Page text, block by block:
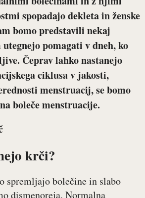
spopadajo dekleta in ženske
bomo predstavili nekaj
pomagati v dneh, ko
Čeprav lahko nastanejo
ciklusa v jakosti,
menstruacij, se bomo
boleče menstruacije.
krči?
spremljajo bolečine in slabo
dismenoreja. Normalna